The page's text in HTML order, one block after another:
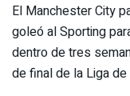
El Manchester City
goleó al Sporting
dentro de tres
de final de la Liga